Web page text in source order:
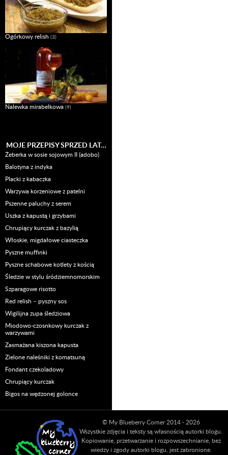
Ogórkowy relish (3)
Nalewka mirabelkowa (9)
MOJE PRZEPISY SPRZED LAT…
Żeberka w sosie sojowym II (adobo)
Balotyna z indyka
Placki z kabaczka
Warzywa korzeniowe z patelni
Pszenne paluchy z serem
Uszka z kapustą i grzybami
Chrupiący kurczak z bazylią
Włoskie, migdałowe ciasteczka
Pyszne muffinki
Pyszne schabowe kotlety z kością
Śledzie w stylu śródziemnomorskim
Szparagowe risotto
Red relish – pyszny sos
Wigilijna zupa śledziowa
Miodowo-czosnkowy kurczak z
warzywami
Zasmażana kiszona kapusta
Zielone naleśniki z komatsuną
Fondant czekoladowy
Chrupiący kurczak
Bigos na wędzonej golonce
© My Blueberry Corner 2014 - 2026
Wszystkie zdjęcia i teksty są własnością autorki blogu.
Kopiowanie, przetwarzanie i rozpowszechnianie, bez
wiedzy i zgody autorki blogu, jest zabronione.